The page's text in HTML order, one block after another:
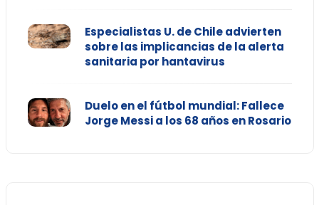
Especialistas U. de Chile advierten
sobre las implicancias de la alerta
sanitaria por hantavirus
Duelo en el fútbol mundial: Fallece
Jorge Messi a los 68 años en Rosario